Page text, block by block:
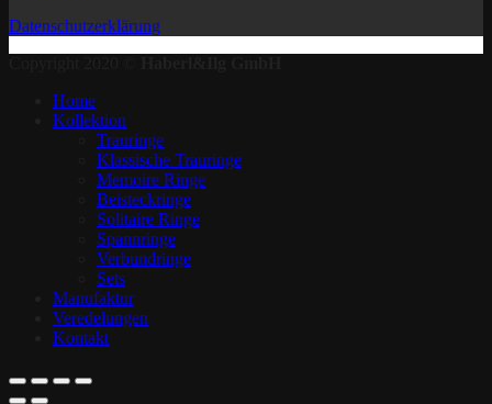
Datenschutzerklärung
Home
Kollektion
Trauringe
Klassische Trauringe
Memoire Ringe
Beisteckringe
Solitaire Ringe
Spannringe
Verbundringe
Sets
Manufaktur
Veredelungen
Kontakt